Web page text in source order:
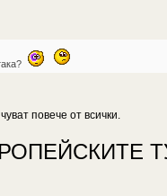
повече от всички.